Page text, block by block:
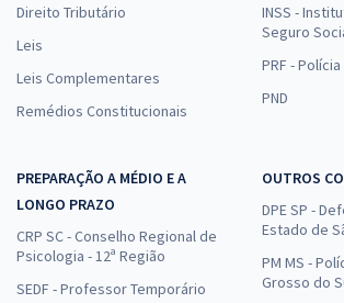
Direito Tributário
Leis
Leis Complementares
Remédios Constitucionais
INSS -
Seguro
PRF -
PND
PREPARAÇÃO A MÉDIO E A
LONGO PRAZO
CRP SC - Conselho Regional de
Psicologia - 12ª Região
SEDF - Professor Temporário
OUTROS
DPE SP -
Estado de
PM MS -
Grosso do